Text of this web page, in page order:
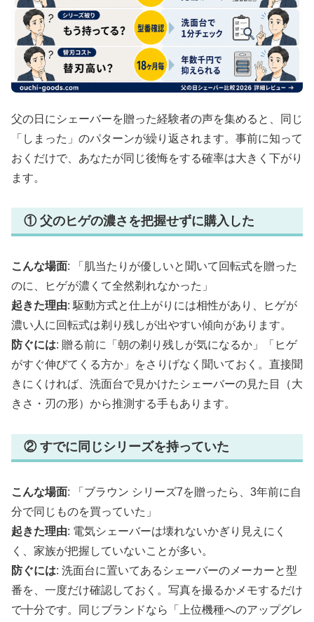
父の日にシェーバーを贈った経験者の声を集めると、同じ
「しまった」のパターンが繰り返されます。事前に知って
おくだけで、あなたが同じ後悔をする確率は大きく下がり
ます。
① 父のヒゲの濃さを把握せずに購入した
こんな場面: 「肌当たりが優しいと聞いて回転式を贈った
のに、ヒゲが濃くて全然剃れなかった」
起きた理由: 駆動方式と仕上がりには相性があり、ヒゲが
濃い人に回転式は剃り残しが出やすい傾向があります。
防ぐには: 贈る前に「朝の剃り残しが気になるか」「ヒゲ
がすぐ伸びてくる方か」をさりげなく聞いておく。直接聞
きにくければ、洗面台で見かけたシェーバーの見た目（大
きさ・刃の形）から推測する手もあります。
② すでに同じシリーズを持っていた
こんな場面: 「ブラウン シリーズ7を贈ったら、3年前に自
分で同じものを買っていた」
起きた理由: 電気シェーバーは壊れないかぎり見えにく
く、家族が把握していないことが多い。
防ぐには: 洗面台に置いてあるシェーバーのメーカーと型
番を、一度だけ確認しておく。写真を撮るかメモするだけ
で十分です。同じブランドなら「上位機種へのアップグレ